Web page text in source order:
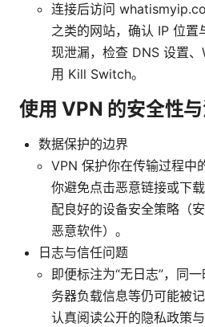
连接后访问
之类的网站，确认 IP 位置
现泄漏，检查 DNS 设置
用 Kill Switch。
使用 VPN 的安全性
数据保护的边界
VPN 保护你在传输过程中
你避免点击恶意链接或下
配良好的设备安全策略（
恶意软件）。
日志与信任问题
即便标注为“无日志”，同
务器负载信息等仍可能被
认真阅读公开的隐私政策与